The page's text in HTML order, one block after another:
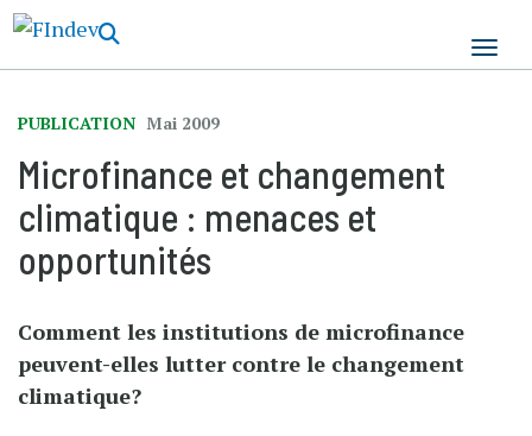
PUBLICATION Mai 2009
Microfinance et changement
climatique : menaces et
opportunités
Comment les institutions de microfinance
peuvent-elles lutter contre le changement
climatique?